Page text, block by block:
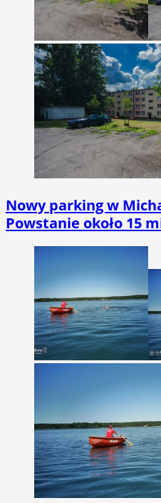
Nowy parking w
Powstanie około 15